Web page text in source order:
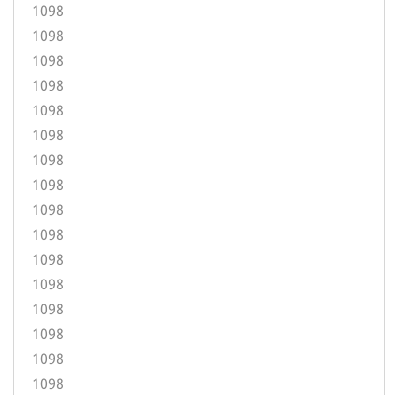
1098
1098
1098
1098
1098
1098
1098
1098
1098
1098
1098
1098
1098
1098
1098
1098